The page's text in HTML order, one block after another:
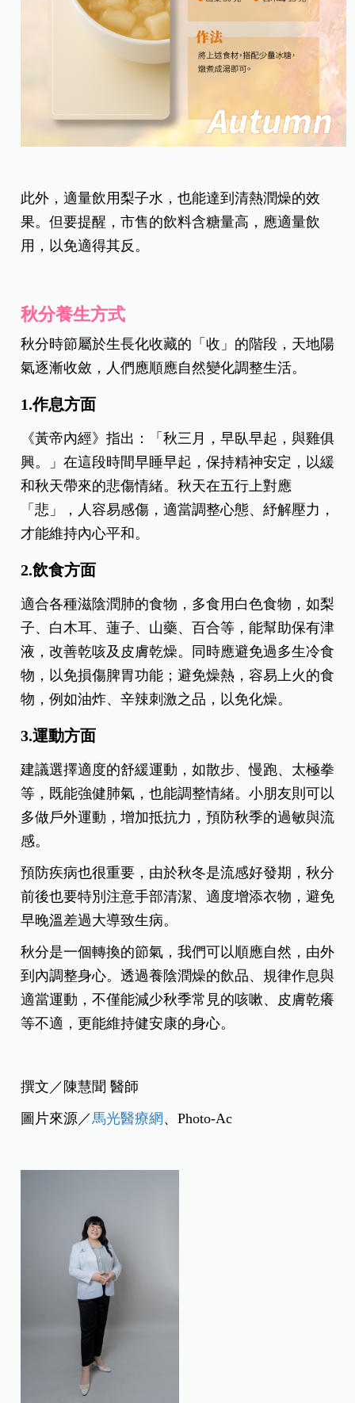
此外，適量飲用梨子水，也能達到清熱潤燥的效
果。但要提醒，市售的飲料含糖量高，應適量飲
用，以免適得其反。
秋分養生方式
秋分時節屬於生長化收藏的「收」的階段，天地陽
氣逐漸收斂，人們應順應自然變化調整生活。
1.作息方面
《黃帝內經》指出：「秋三月，早臥早起，與雞俱
興。」在這段時間早睡早起，保持精神安定，以緩
和秋天帶來的悲傷情緒。秋天在五行上對應
「悲」，人容易感傷，適當調整心態、紓解壓力，
才能維持內心平和。
2.飲食方面
適合各種滋陰潤肺的食物，多食用白色食物，如梨
子、白木耳、蓮子、山藥、百合等，能幫助保有津
液，改善乾咳及皮膚乾燥。同時應避免過多生冷食
物，以免損傷脾胃功能；避免燥熱，容易上火的食
物，例如油炸、辛辣刺激之品，以免化燥。
3.運動方面
建議選擇適度的舒緩運動，如散步、慢跑、太極拳
等，既能強健肺氣，也能調整情緒。小朋友則可以
多做戶外運動，增加抵抗力，預防秋季的過敏與流
感。
預防疾病也很重要，由於秋冬是流感好發期，秋分
前後也要特別注意手部清潔、適度增添衣物，避免
早晚溫差過大導致生病。
秋分是一個轉換的節氣，我們可以順應自然，由外
到內調整身心。透過養陰潤燥的飲品、規律作息與
適當運動，不僅能減少秋季常見的咳嗽、皮膚乾癢
等不適，更能維持健安康的身心。
撰文／ 陳慧聞 醫師
圖片來源／馬光醫療網 、Photo-Ac